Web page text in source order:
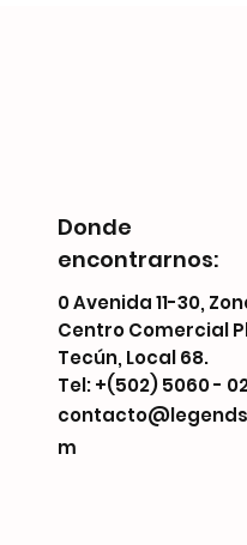
Donde
encontrarnos:
0 Avenida 11-30,
Centro Comercial
Tecún, Local 68.
Tel: +(502) 5060 -
m